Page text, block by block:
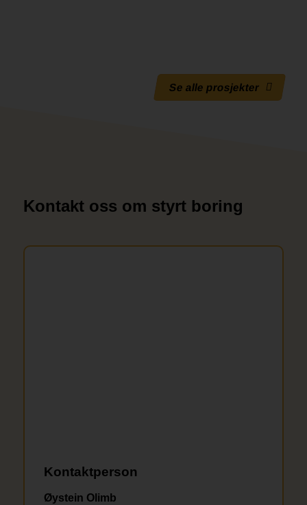
Se alle prosjekter
Kontakt oss om styrt boring
Kontaktperson
Øystein Olimb